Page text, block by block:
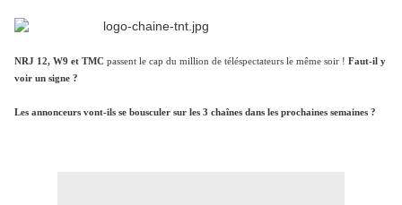
NRJ 12, W9 et TMC passent le cap du million de téléspectateurs le même soir ! Faut-il y
voir un signe ?
Les annonceurs vont-ils se bousculer sur les 3 chaînes dans les prochaines semaines ?